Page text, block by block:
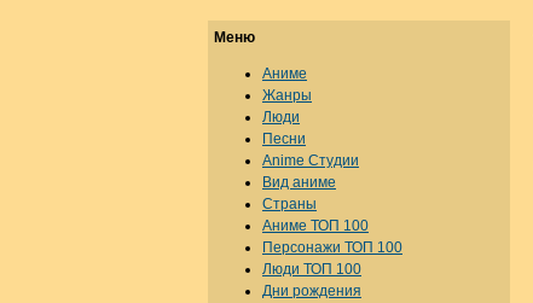
Меню
Аниме
Жанры
Люди
Песни
Anime Студии
Вид аниме
Страны
Аниме ТОП 100
Персонажи ТОП 100
Люди ТОП 100
Дни рождения